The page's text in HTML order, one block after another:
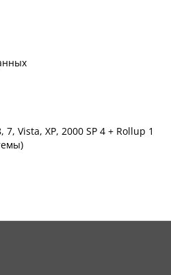
Vista, XP, 2000 SP 4 + Rollup 1